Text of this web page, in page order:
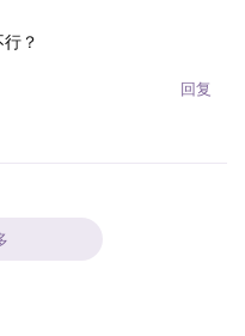
？
回复